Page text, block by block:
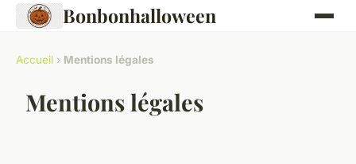
Bonbonhalloween
Accueil › Mentions légales
Mentions légales